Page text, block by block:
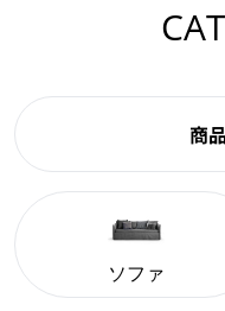
商
ソファ